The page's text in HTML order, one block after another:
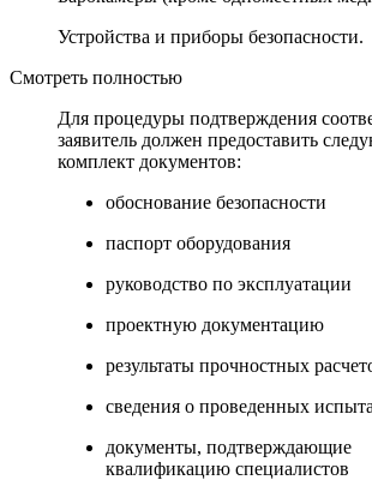
Устройства и приборы безопасности.
Смотреть полностью
Для процедуры подтверждения
заявитель должен предоставить
комплект документов:
обоснование безопасности
паспорт оборудования
руководство по эксплуатации
проектную документацию
результаты прочностных
сведения о проведенных
документы, подтверждающие
квалификацию специалистов